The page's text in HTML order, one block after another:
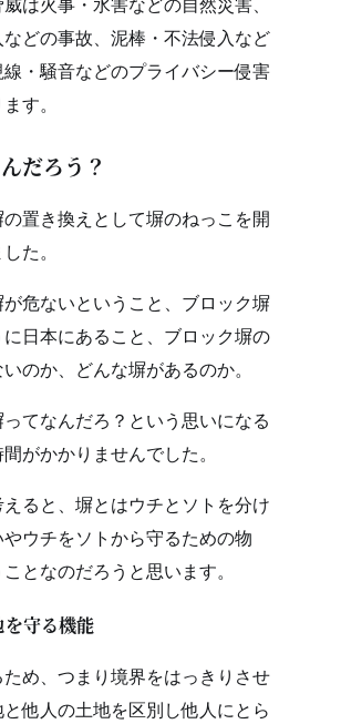
どの事故、泥棒・不法侵入など
・騒音などのプライバシー侵害
す。
だろう？
置き換えとして塀のねっこを開
た。
危ないということ、ブロック塀
日本にあること、ブロック塀の
のか、どんな塀があるのか。
てなんだろ？という思いになる
がかかりませんでした。
ると、塀とはウチとソトを分け
やウチをソトから守るための物
となのだろうと思います。
守る機能
め、つまり境界をはっきりさせ
と他人の土地を区別し他人にとら